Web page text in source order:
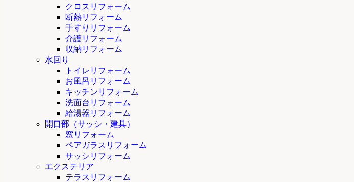
クロスリフォーム
断熱リフォーム
手すりリフォーム
介護リフォーム
収納リフォーム
水回り
トイレリフォーム
お風呂リフォーム
キッチンリフォーム
洗面台リフォーム
給湯器リフォーム
開口部（サッシ・建具）
窓リフォーム
ペアガラスリフォーム
サッシリフォーム
エクステリア
テラスリフォーム